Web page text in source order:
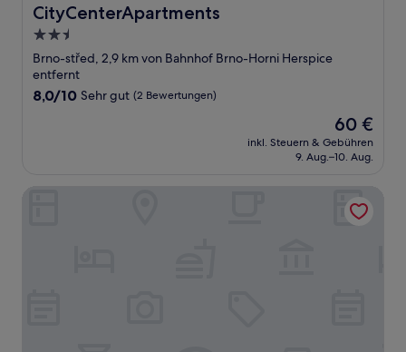
CityCenterApartments
CityCenterApartments
2.5-
Sterne-
Unterkunft
Brno-střed, 2,9 km von Bahnhof Brno-Horni Herspice
entfernt
8.0
Bewertungen)
8,0/10 Sehr gut (2 Bewertungen)
Der
Preis
beträgt
60 €
inkl. Steuern & Gebühren
9. Aug.–10. Aug.
Enjoy Downtown Boutique Apartments #12 by Goodnite